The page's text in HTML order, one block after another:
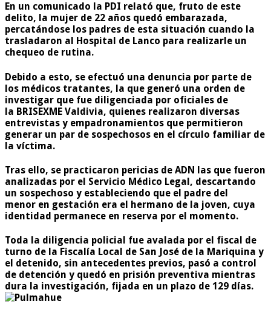
En un comunicado la PDI relató que, fruto de este
delito, la mujer de 22 años quedó embarazada,
percatándose los padres de esta situación cuando la
trasladaron al Hospital de Lanco para realizarle un
chequeo de rutina.
Debido a esto, se efectuó una denuncia por parte de
los médicos tratantes, la que generó una orden de
investigar que fue diligenciada por oficiales de
la BRISEXME Valdivia, quienes realizaron diversas
entrevistas y empadronamientos que permitieron
generar un par de sospechosos en el círculo familiar de
la víctima.
Tras ello, se practicaron pericias de ADN las que fueron
analizadas por el Servicio Médico Legal, descartando
un sospechoso y estableciendo que el padre del
menor en gestación era el hermano de la joven, cuya
identidad permanece en reserva por el momento.
Toda la diligencia policial fue avalada por el fiscal de
turno de la Fiscalía Local de San José de la Mariquina y
el detenido, sin antecedentes previos, pasó a control
de detención y quedó en prisión preventiva mientras
dura la investigación, fijada en un plazo de 129 días.